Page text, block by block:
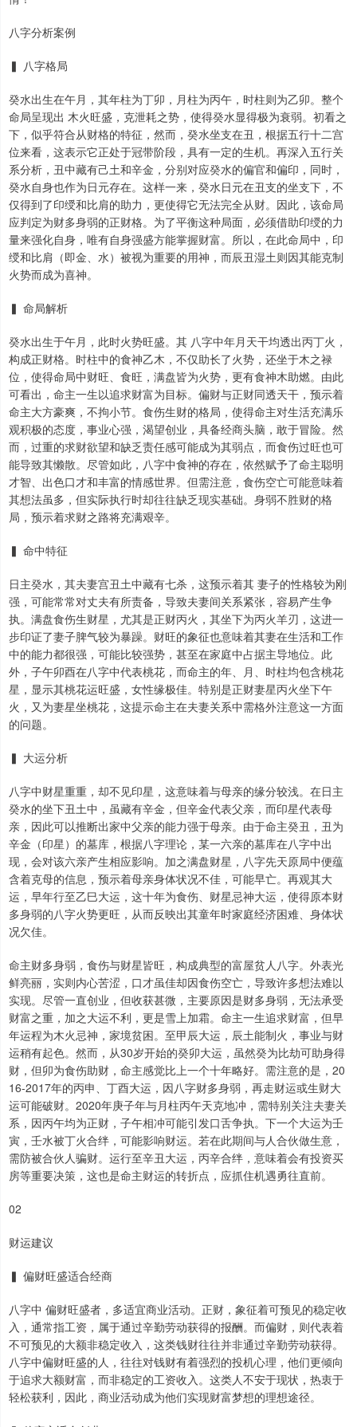
八字分析案例
▍ 八字格局
癸水出生在午月，其年柱为丁卯，月柱为丙午，时柱则为乙卯。整个
命局呈现出 木火旺盛，克泄耗之势，使得癸水显得极为衰弱。初看之
下，似乎符合从财格的特征，然而，癸水坐支在丑，根据五行十二宫
位来看，这表示它正处于冠带阶段，具有一定的生机。再深入五行关
系分析，丑中藏有己土和辛金，分别对应癸水的偏官和偏印，同时，
癸水自身也作为日元存在。这样一来，癸水日元在丑支的坐支下，不
仅得到了印绶和比肩的助力，更使得它无法完全从财。因此，该命局
应判定为财多身弱的正财格。为了平衡这种局面，必须借助印绶的力
量来强化自身，唯有自身强盛方能掌握财富。所以，在此命局中，印
绶和比肩（即金、水）被视为重要的用神，而辰丑湿土则因其能克制
火势而成为喜神。
▍ 命局解析
癸水出生于午月，此时火势旺盛。其 八字中年月天干均透出丙丁火，
构成正财格。时柱中的食神乙木，不仅助长了火势，还坐于木之禄
位，使得命局中财旺、食旺，满盘皆为火势，更有食神木助燃。由此
可看出，命主一生以追求财富为目标。偏财与正财同透天干，预示着
命主大方豪爽，不拘小节。食伤生财的格局，使得命主对生活充满乐
观积极的态度，事业心强，渴望创业，具备经商头脑，敢于冒险。然
而，过重的求财欲望和缺乏责任感可能成为其弱点，而食伤过旺也可
能导致其懒散。尽管如此，八字中食神的存在，依然赋予了命主聪明
才智、出色口才和丰富的情感世界。但需注意，食伤空亡可能意味着
其想法虽多，但实际执行时却往往缺乏现实基础。身弱不胜财的格
局，预示着求财之路将充满艰辛。
▍ 命中特征
日主癸水，其夫妻宫丑土中藏有七杀，这预示着其 妻子的性格较为刚
强，可能常常对丈夫有所责备，导致夫妻间关系紧张，容易产生争
执。满盘食伤生财星，尤其是正财丙火，其坐下为丙火羊刃，这进一
步印证了妻子脾气较为暴躁。财旺的象征也意味着其妻在生活和工作
中的能力都很强，可能比较强势，甚至在家庭中占据主导地位。此
外，子午卯酉在八字中代表桃花，而命主的年、月、时柱均包含桃花
星，显示其桃花运旺盛，女性缘极佳。特别是正财妻星丙火坐下午
火，又为妻星坐桃花，这提示命主在夫妻关系中需格外注意这一方面
的问题。
▍ 大运分析
八字中财星重重，却不见印星，这意味着与母亲的缘分较浅。在日主
癸水的坐下丑土中，虽藏有辛金，但辛金代表父亲，而印星代表母
亲，因此可以推断出家中父亲的能力强于母亲。由于命主癸丑，丑为
辛金（印星）的墓库，根据八字理论，某一六亲的墓库在八字中出
现，会对该六亲产生相应影响。加之满盘财星，八字先天原局中便蕴
含着克母的信息，预示着母亲身体状况不佳，可能早亡。再观其大
运，早年行至乙巳大运，这十年为食伤、财星忌神大运，使得原本财
多身弱的八字火势更旺，从而反映出其童年时家庭经济困难、身体状
况欠佳。
命主财多身弱，食伤与财星皆旺，构成典型的富屋贫人八字。外表光
鲜亮丽，实则内心苦涩，口才虽佳却因食伤空亡，导致许多想法难以
实现。尽管一直创业，但收获甚微，主要原因是财多身弱，无法承受
财富之重，加之大运不利，更是雪上加霜。命主一生追求财富，但早
年运程为木火忌神，家境贫困。至甲辰大运，辰土能制火，事业与财
运稍有起色。然而，从30岁开始的癸卯大运，虽然癸为比劫可助身得
财，但卯为食伤助财，命主感觉比上一个十年略好。需注意的是，20
16-2017年的丙申、丁酉大运，因八字财多身弱，再走财运或生财大
运可能破财。2020年庚子年与月柱丙午天克地冲，需特别关注夫妻关
系，因丙午均为正财，子午相冲可能引发口舌争执。下一个大运为壬
寅，壬水被丁火合绊，可能影响财运。若在此期间与人合伙做生意，
需防被合伙人骗财。运行至辛丑大运，丙辛合绊，意味着会有投资买
房等重要决策，这也是命主财运的转折点，应抓住机遇勇往直前。
02
财运建议
▍ 偏财旺盛适合经商
八字中 偏财旺盛者，多适宜商业活动。正财，象征着可预见的稳定收
入，通常指工资，属于通过辛勤劳动获得的报酬。而偏财，则代表着
不可预见的大额非稳定收入，这类钱财往往并非通过辛勤劳动获得。
八字中偏财旺盛的人，往往对钱财有着强烈的投机心理，他们更倾向
于追求大额财富，而非稳定的工资收入。这类人不安于现状，热衷于
轻松获利，因此，商业活动成为他们实现财富梦想的理想途径。